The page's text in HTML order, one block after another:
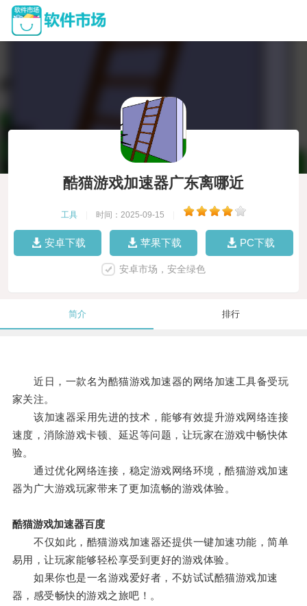
酷猫游戏加速器广东离哪近
工具 时间：2025-09-15
安卓下载 苹果下载 PC下载
安卓市场，安全绿色
简介 排行
近日，一款名为酷猫游戏加速器的网络加速工具备受玩
家关注。
该加速器采用先进的技术，能够有效提升游戏网络连接
速度，消除游戏卡顿、延迟等问题，让玩家在游戏中畅快体
验。
通过优化网络连接，稳定游戏网络环境，酷猫游戏加速
器为广大游戏玩家带来了更加流畅的游戏体验。
酷猫游戏加速器百度
不仅如此，酷猫游戏加速器还提供一键加速功能，简单
易用，让玩家能够轻松享受到更好的游戏体验。
如果你也是一名游戏爱好者，不妨试试酷猫游戏加速
器，感受畅快的游戏之旅吧！。